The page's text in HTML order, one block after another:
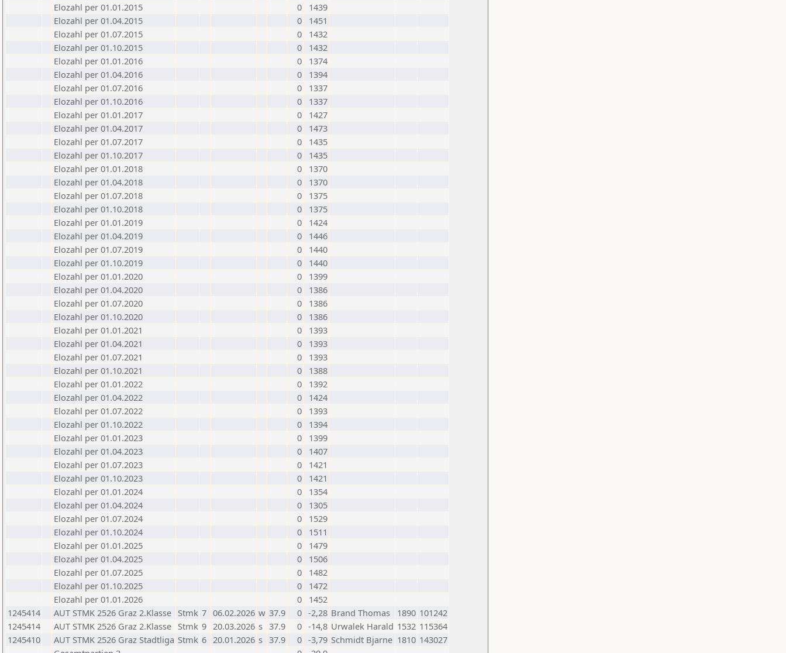
Elozahl per 01.01.2015
0
1439
Elozahl per 01.04.2015
0
1451
Elozahl per 01.07.2015
0
1432
Elozahl per 01.10.2015
0
1432
Elozahl per 01.01.2016
0
1374
Elozahl per 01.04.2016
0
1394
Elozahl per 01.07.2016
0
1337
Elozahl per 01.10.2016
0
1337
Elozahl per 01.01.2017
0
1427
Elozahl per 01.04.2017
0
1473
Elozahl per 01.07.2017
0
1435
Elozahl per 01.10.2017
0
1435
Elozahl per 01.01.2018
0
1370
Elozahl per 01.04.2018
0
1370
Elozahl per 01.07.2018
0
1375
Elozahl per 01.10.2018
0
1375
Elozahl per 01.01.2019
0
1424
Elozahl per 01.04.2019
0
1446
Elozahl per 01.07.2019
0
1440
Elozahl per 01.10.2019
0
1440
Elozahl per 01.01.2020
0
1399
Elozahl per 01.04.2020
0
1386
Elozahl per 01.07.2020
0
1386
Elozahl per 01.10.2020
0
1386
Elozahl per 01.01.2021
0
1393
Elozahl per 01.04.2021
0
1393
Elozahl per 01.07.2021
0
1393
Elozahl per 01.10.2021
0
1388
Elozahl per 01.01.2022
0
1392
Elozahl per 01.04.2022
0
1424
Elozahl per 01.07.2022
0
1393
Elozahl per 01.10.2022
0
1394
Elozahl per 01.01.2023
0
1399
Elozahl per 01.04.2023
0
1407
Elozahl per 01.07.2023
0
1421
Elozahl per 01.10.2023
0
1421
Elozahl per 01.01.2024
0
1354
Elozahl per 01.04.2024
0
1305
Elozahl per 01.07.2024
0
1529
Elozahl per 01.10.2024
0
1511
Elozahl per 01.01.2025
0
1479
Elozahl per 01.04.2025
0
1506
Elozahl per 01.07.2025
0
1482
Elozahl per 01.10.2025
0
1472
Elozahl per 01.01.2026
0
1452
1245414
AUT STMK 2526 Graz 2.Klasse Stmk 7 06.02.2026 w 37.9 0 -2,28 Brand Thomas 1890 101242
1245414
AUT STMK 2526 Graz 2.Klasse Stmk 9 20.03.2026 s 37.9 0 -14,8 Urwalek Harald 1532 115364
1245410
AUT STMK 2526 Graz Stadtliga Stmk 6 20.01.2026 s 37.9 0 -3,79 Schmidt Bjarne 1810 143027